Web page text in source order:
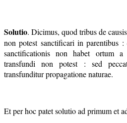
Solutio. Dicimus, quod tribus de
non potest sanctificari in parentibus
sanctificationis non habet ortum
transfundi non potest : sed
transfunditur propagatione naturae.
Et per hoc patet solutio ad primum et